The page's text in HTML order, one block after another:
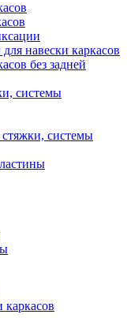
навески каркасов
без задней
системы
системы